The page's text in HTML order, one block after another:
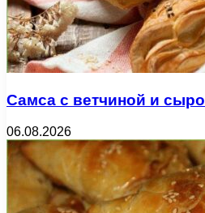
Самса с ветчиной и
06.08.2026